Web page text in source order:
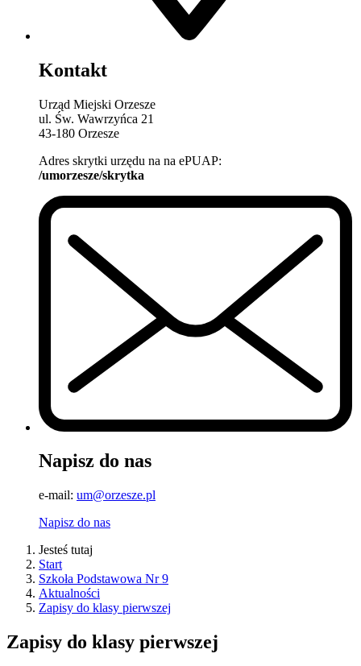
Kontakt
Urząd Miejski Orzesze
ul. Św. Wawrzyńca 21
43-180 Orzesze
Adres skrytki urzędu na na ePUAP:
/umorzesze/skrytka
Napisz do nas
e-mail: um@orzesze.pl
Napisz do nas
Jesteś tutaj
Start
Szkoła Podstawowa Nr 9
Aktualności
Zapisy do klasy pierwszej
Zapisy do klasy pierwszej